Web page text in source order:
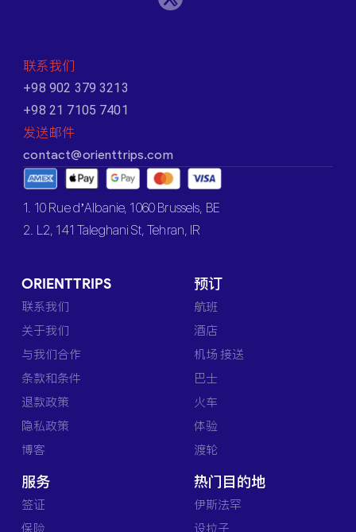
联系我们
+98 902 379 3213
+98 21 7105 7401
发送邮件
contact@orienttrips.com
1. 10 Rue d’Albanie, 1060 Brussels, BE
2. L2, 141 Taleghani St, Tehran, IR
ORIENTTRIPS
联系我们
关于我们
与我们合作
条款和条件
退款政策
隐私政策
博客
预订
航班
酒店
机场 接送
巴士
火车
体验
渡轮
服务
签证
保险
热门目的地
伊斯法罕
设拉子